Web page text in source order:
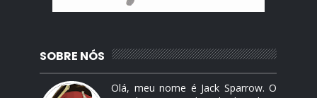
SOBRE NÓS
Olá, meu nome é Jack Sparrow. O